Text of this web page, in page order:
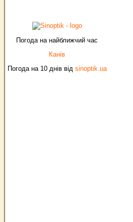
Погода на найближчий час
Канів
Погода на 10 днів від sinoptik.ua